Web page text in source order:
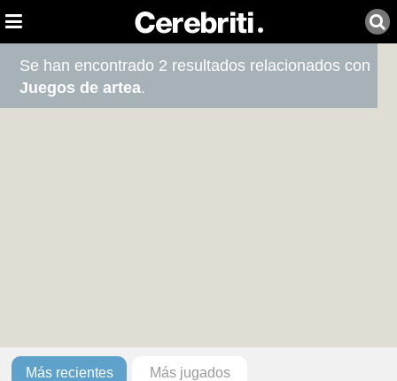
Se han encontrado 2 resultados relacionados con
Juegos de artea.
Más recientes Más jugados